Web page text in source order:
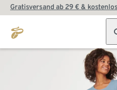
Gratisversand ab 29 € &